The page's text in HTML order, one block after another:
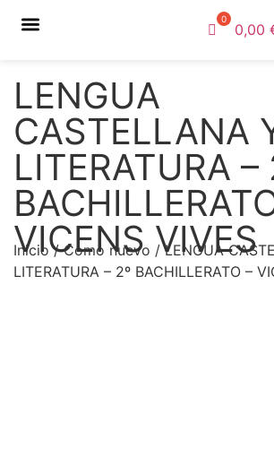
0,00
LENGUA
CASTELLANA
LITERATURA –
VICENS VIVES
Inicio/Como nuevo / LENGUA
LITERATURA – 2º BACHILLERATO –